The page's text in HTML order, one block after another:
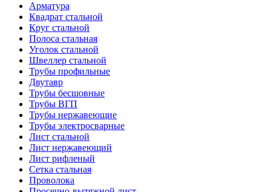
Арматура
Квадрат стальной
Круг стальной
Полоса стальная
Уголок стальной
Швеллер стальной
Трубы профильные
Двутавр
Трубы бесшовные
Трубы ВГП
Трубы нержавеющие
Трубы электросварные
Лист стальной
Лист нержавеющий
Лист рифленый
Сетка стальная
Проволока